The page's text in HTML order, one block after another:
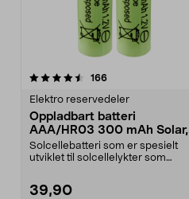
166anmeldelser
Elektro reservedeler
Oppladbart batteri
AAA/HR03 300 mAh Solar,
2-pakning
Solcellebatteri som er spesielt
utviklet til solcellelykter som
39,90
4.5av 5 stjerner